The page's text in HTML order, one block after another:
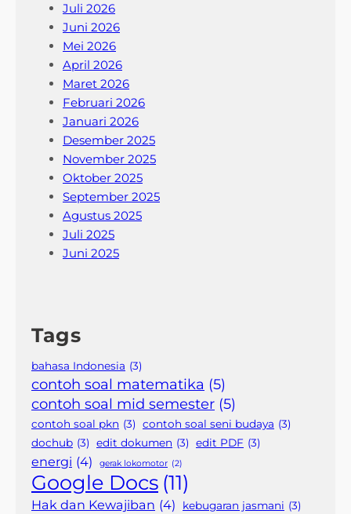
Juli 2026
Juni 2026
Mei 2026
April 2026
Maret 2026
Februari 2026
Januari 2026
Desember 2025
November 2025
Oktober 2025
September 2025
Agustus 2025
Juli 2025
Juni 2025
Tags
bahasa Indonesia (3)
contoh soal matematika (5)
contoh soal mid semester (5)
contoh soal pkn (3) contoh soal seni budaya (3)
dochub (3) edit dokumen (3) edit PDF (3)
energi (4) gerak lokomotor (2)
Google Docs (11)
Hak dan Kewajiban (4) kebugaran jasmani (3)